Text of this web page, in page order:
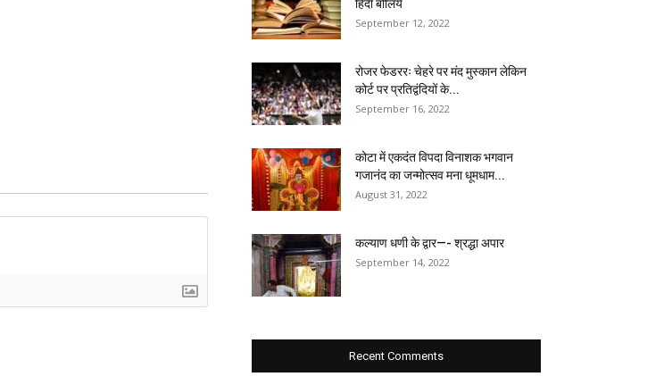
हिंदी बोलिये
September 12, 2022
रोजर फेडररः चेहरे पर मंद मुस्कान लेकिन
कोर्ट पर प्रतिद्वंदियों के...
September 16, 2022
कोटा में एकदंत विपदा विनाशक भगवान
गजानंद का जन्मोत्सव मना धूमधाम...
August 31, 2022
कल्याण धणी के द्वार—- श्रद्धा अपार
September 14, 2022
Recent Comments